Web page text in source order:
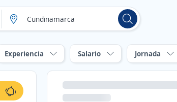
Experiencia Salario Jornada